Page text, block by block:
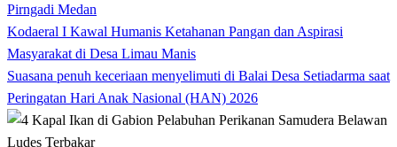
Pirngadi Medan‎
Kodaeral I Kawal Humanis Ketahanan Pangan dan Aspirasi
Masyarakat di Desa Limau Manis
Suasana penuh keceriaan menyelimuti di Balai Desa Setiadarma saat
Peringatan Hari Anak Nasional (HAN) 2026